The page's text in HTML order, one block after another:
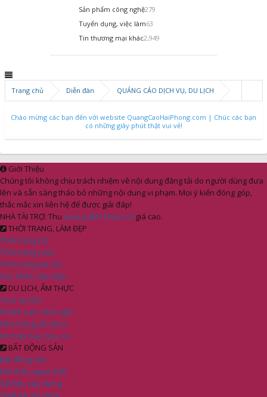
Sản phẩm công nghệ279
Tuyển dụng, việc làm63
Tin thương mại khác2,949
Trang chủ Diễn đàn QUẢNG CÁO DỊCH VỤ, DU LỊCH
Chào mừng các bạn đến với website QuangCaoHaiPhong.com | Chúc các bạn
có những giây phút thật vui vẻ!
Giới Thiệu
Chúng tôi không chịu trách nhiệm về nội dung đăng tải do người dùng đưa
lên và sẵn sàng tháo bỏ những nội dung vi phạm. Mọi ý kiến đóng góp,
thắc mắc xin liên hệ để được giải đáp!
NHÀ TÀI TRỢ: Thu mua pallet nhựa cũ giá cao.
THỜI TRANG, LÀM ĐẸP
Thời trang nữ
Thời trang nam
Thời trang mẹ, bé
Sức khỏe, làm đẹp
DU LỊCH, ẨM THỰC
Tour du lịch
Khách sạn, nhà nghỉ
Nhà hàng, ẩm thực
Vé máy bay, tàu, xe
BẤT ĐỘNG SẢN
Bất động sản
Nội thất, ngoại thất
Vật liệu xây dựng